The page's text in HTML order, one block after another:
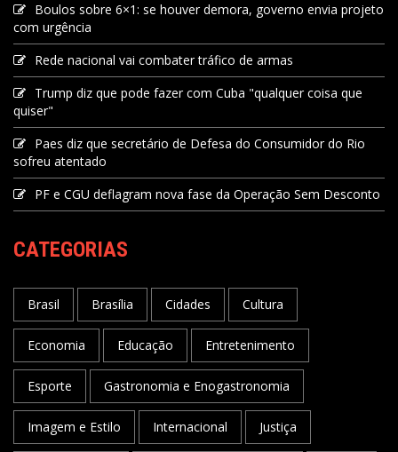
Boulos sobre 6×1: se houver demora, governo envia projeto
com urgência
Rede nacional vai combater tráfico de armas
Trump diz que pode fazer com Cuba "qualquer coisa que
quiser"
Paes diz que secretário de Defesa do Consumidor do Rio
sofreu atentado
PF e CGU deflagram nova fase da Operação Sem Desconto
CATEGORIAS
Brasil Brasília Cidades Cultura
Economia Educação Entretenimento
Esporte Gastronomia e Enogastronomia
Imagem e Estilo Internacional Justiça